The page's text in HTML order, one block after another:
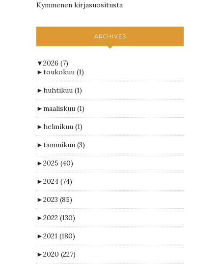
Kymmenen kirjasuositusta
ARCHIVES
▼2026 (7)
►toukokuu (1)
►huhtikuu (1)
►maaliskuu (1)
►helmikuu (1)
►tammikuu (3)
►2025 (40)
►2024 (74)
►2023 (85)
►2022 (130)
►2021 (180)
►2020 (227)